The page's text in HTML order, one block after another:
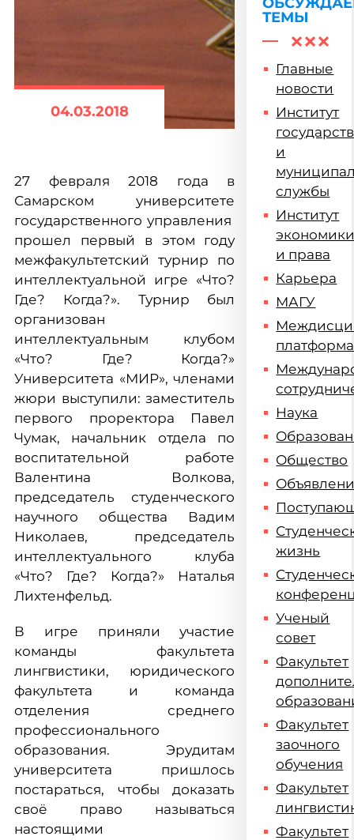
04.03.2018
27 февраля 2018 года в
Самарском университете
государственного управления
прошел первый в этом году
межфакультетский турнир по
интеллектуальной игре «Что?
Где? Когда?». Турнир был
организован
интеллектуальным клубом
«Что? Где? Когда?»
Университета «МИР», членами
жюри выступили: заместитель
первого проректора Павел
Чумак, начальник отдела по
воспитательной работе
Валентина Волкова,
председатель студенческого
научного общества Вадим
Николаев, председатель
интеллектуального клуба
«Что? Где? Когда?» Наталья
Лихтенфельд.
В игре приняли участие
команды факультета
лингвистики, юридического
факультета и команда
отделения среднего
профессионального
образования. Эрудитам
университета пришлось
постараться, чтобы доказать
своё право называться
настоящими
ТЕМЫ
Главные
новости
Институт
и
службы
Институт
и права
Карьера
МАГУ
платформа
Наука
Общество
жизнь
Ученый
совет
Факультет
Факультет
заочного
обучения
Факультет
Факультет